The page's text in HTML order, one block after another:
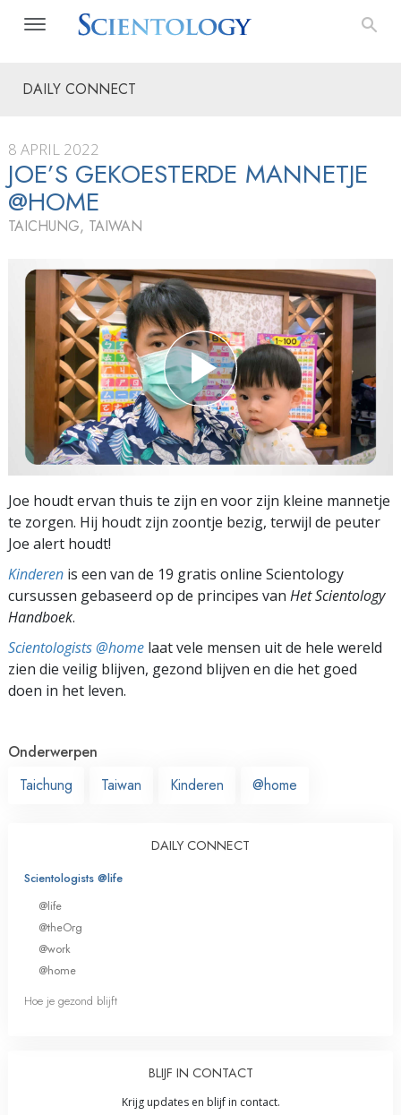
DAILY CONNECT
8 APRIL 2022
JOE’S GEKOESTERDE MANNETJE
@HOME
TAICHUNG, TAIWAN
Joe houdt ervan thuis te zijn en voor zijn kleine mannetje
te zorgen. Hij houdt zijn zoontje bezig, terwijl de peuter
Joe alert houdt!
Kinderen is een van de 19 gratis online Scientology
cursussen gebaseerd op de principes van Het Scientology
Handboek.
Scientologists @home laat vele mensen uit de hele wereld
zien die veilig blijven, gezond blijven en die het goed
doen in het leven.
Onderwerpen
Taichung
Taiwan Kinderen @home
DAILY CONNECT
Scientologists @life
@life
@theOrg
@work
@home
Hoe je gezond blijft
BLIJF IN CONTACT
Krijg updates en blijf in contact.